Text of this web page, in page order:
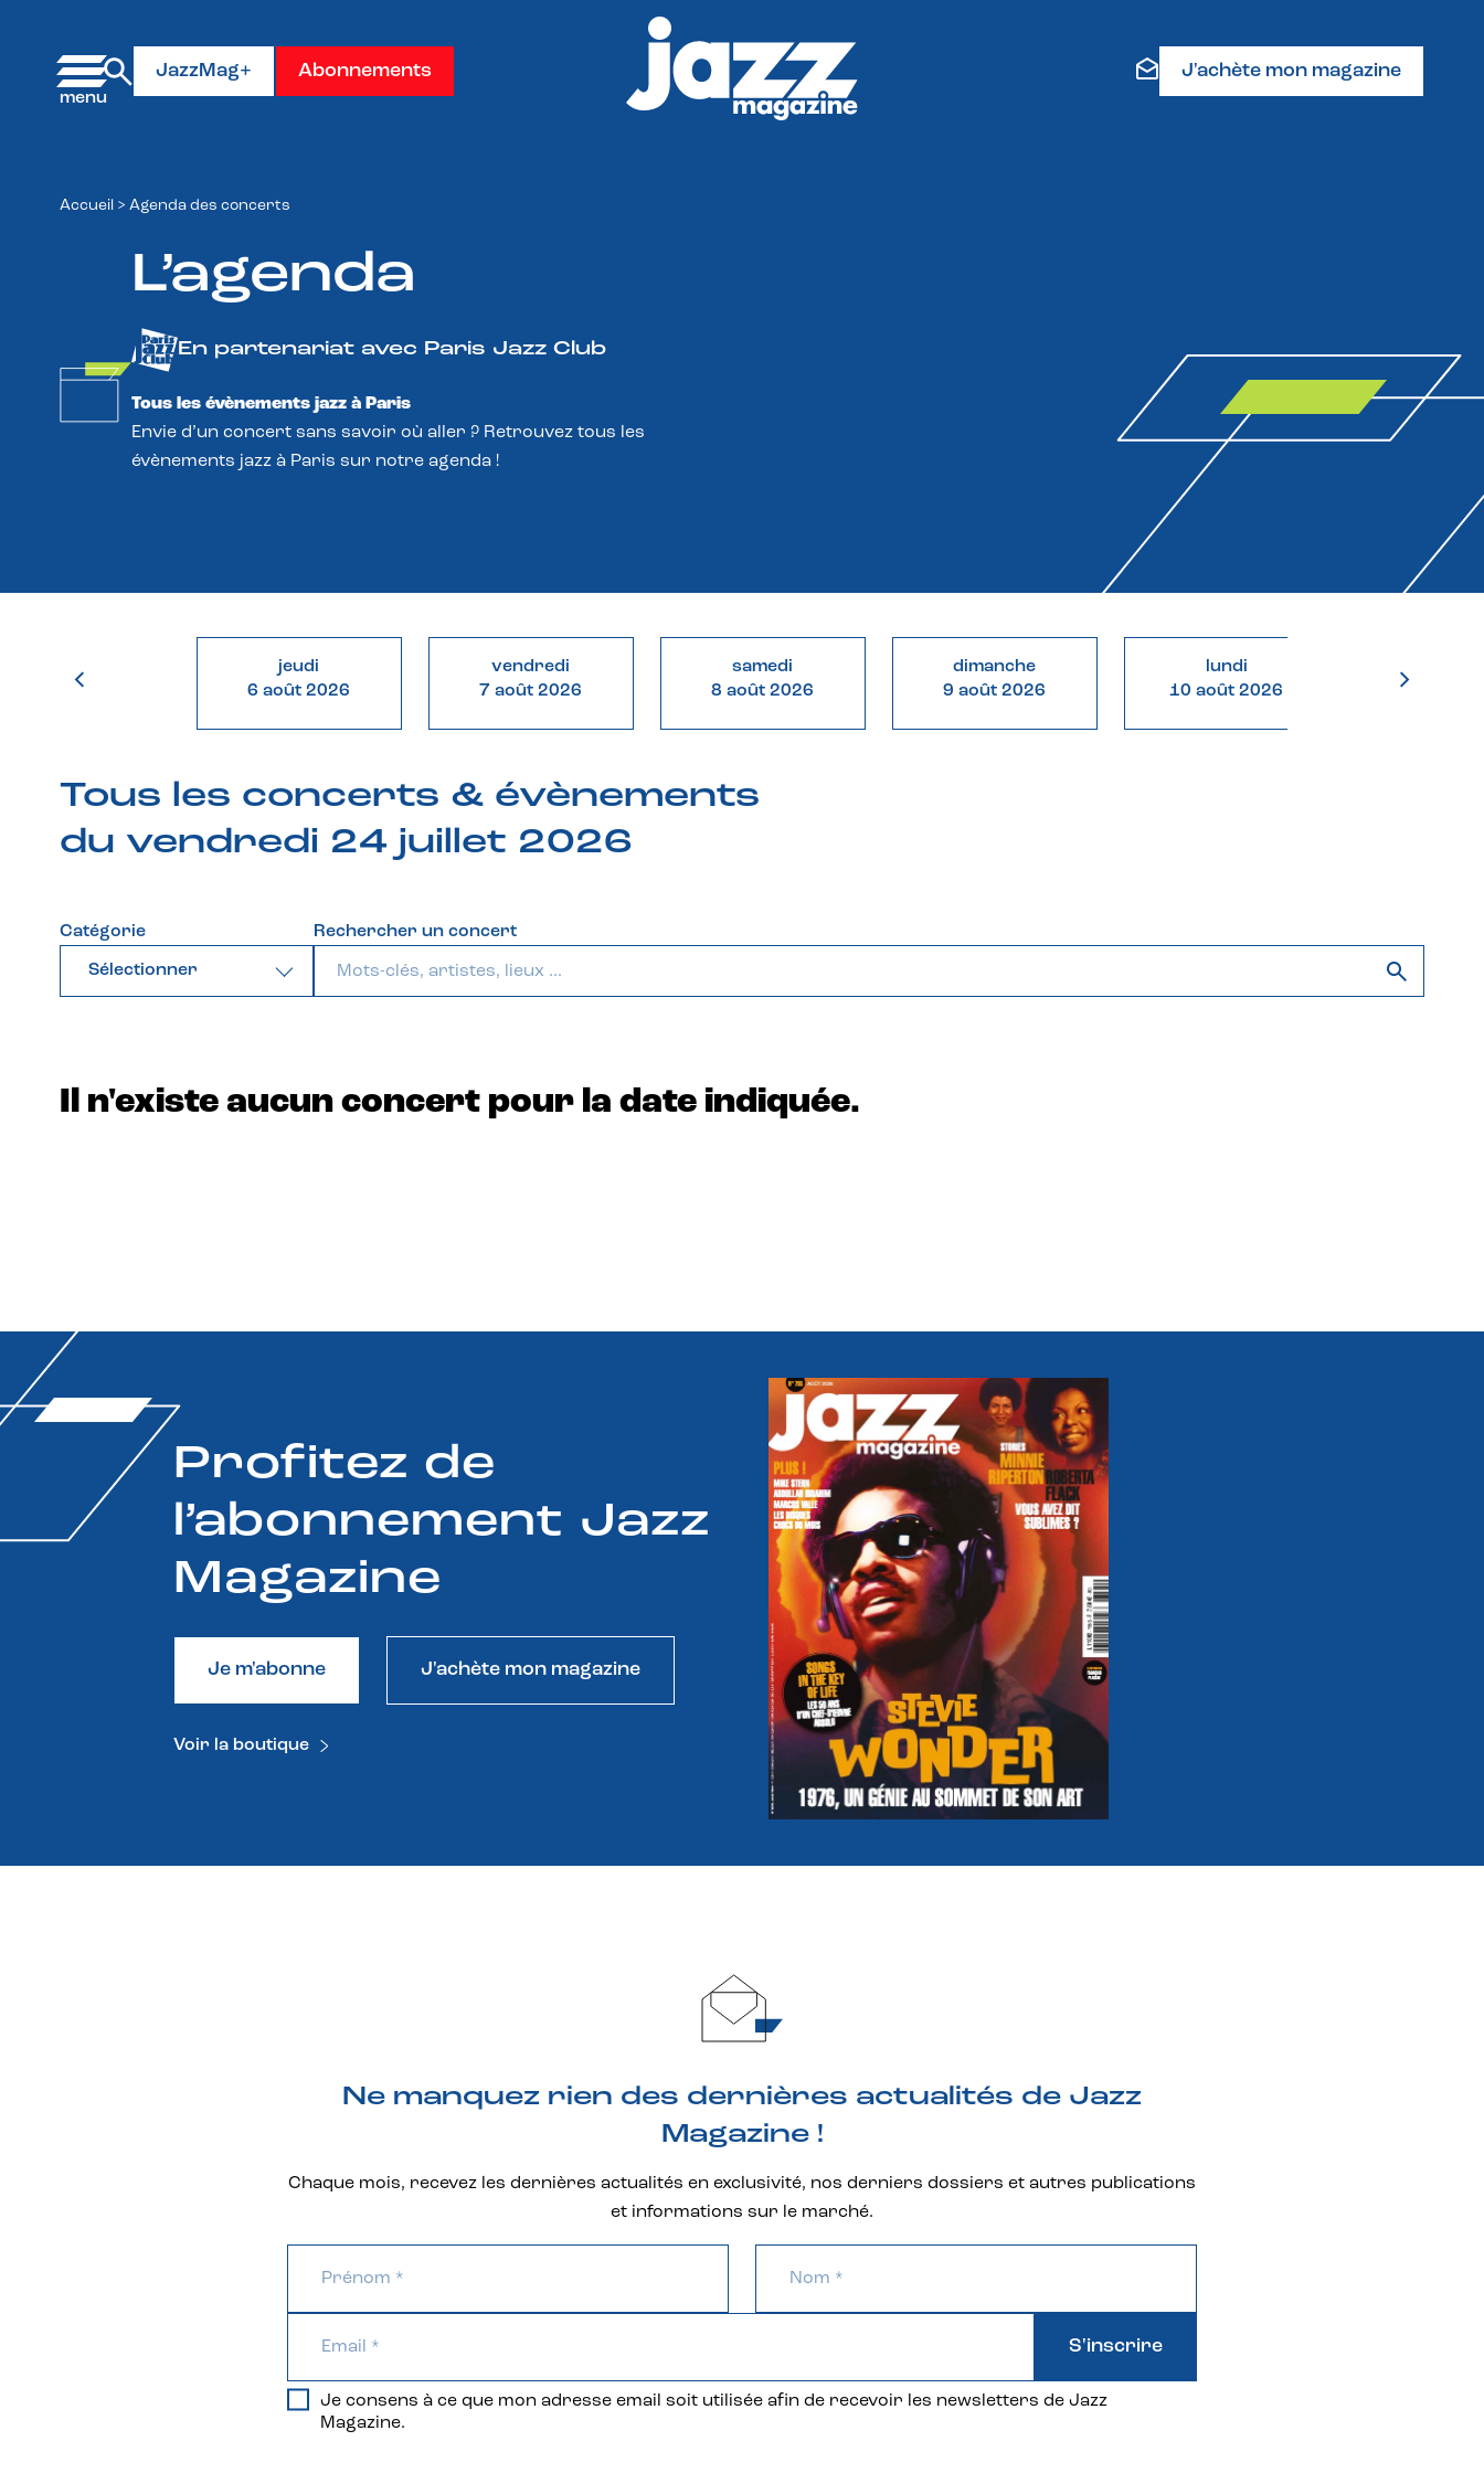
JazzMag+ Abonnements J'achète mon magazine
Accueil > Agenda des concerts
L’agenda
En partenariat avec Paris Jazz Club
Tous les évènements jazz à Paris
Envie d’un concert sans savoir où aller ? Retrouvez tous les
évènements jazz à Paris sur notre agenda !
jeudi
6 août 2026
vendredi
7 août 2026
samedi
8 août 2026
dimanche
9 août 2026
lundi
10 août 2026
11 août
Tous les concerts & évènements
du vendredi 24 juillet 2026
Catégorie
Sélectionner
Rechercher un concert
Il n'existe aucun concert pour la date indiquée.
Profitez de
l’abonnement Jazz
Magazine
Je m'abonne J'achète mon magazine
Voir la boutique
Ne manquez rien des dernières actualités de Jazz
Magazine !
Chaque mois, recevez les dernières actualités en exclusivité, nos derniers dossiers et autres publications
et informations sur le marché.
Je consens à ce que mon adresse email soit utilisée afin de recevoir les newsletters de Jazz
Magazine.
S'inscrire